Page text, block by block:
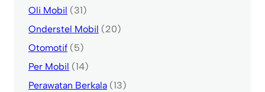
Oli Mobil (31)
Onderstel Mobil (20)
Otomotif (5)
Per Mobil (14)
Perawatan Berkala (13)